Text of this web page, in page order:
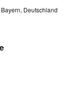
Deutschland